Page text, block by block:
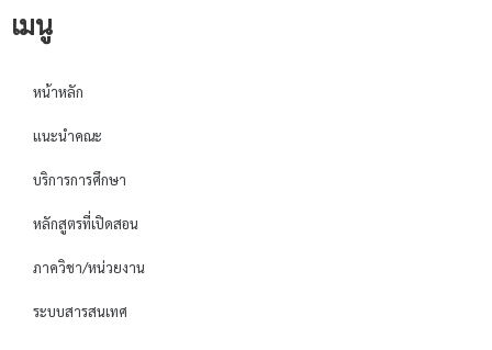
เมนู
หน้าหลัก
แนะนำคณะ
บริการการศึกษา
หลักสูตรที่เปิดสอน
ภาควิชา/หน่วยงาน
ระบบสารสนเทศ